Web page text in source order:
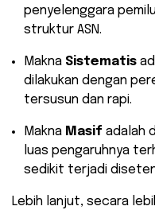
penyelenggara
struktur ASN.
Makna Sistematis
dilakukan dengan
tersusun dan rapi.
Makna Masif adalah
luas pengaruhnya
sedikit terjadi
Lebih lanjut, secara